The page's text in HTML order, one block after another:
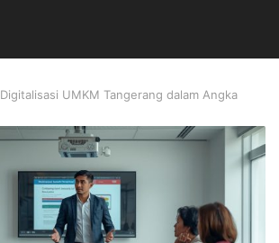
Digitalisasi UMKM Tangerang dalam Angka